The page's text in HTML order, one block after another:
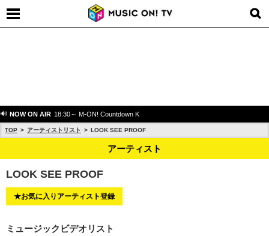
NOW ON AIR 18:30～ M-ON! Countdown K
TOP アーティストリスト LOOK SEE PROOF
アーティスト
LOOK SEE PROOF
★お気に入りアーティスト登録
ミュージックビデオリスト